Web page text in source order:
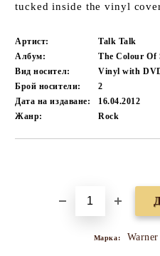
tucked inside the vinyl
Артист:
Talk Talk
Албум:
The Colour
Вид носител:
Vinyl with
Брой носители:
2
Дата на издаване:
16.04.2012
Жанр:
Rock
Марка: